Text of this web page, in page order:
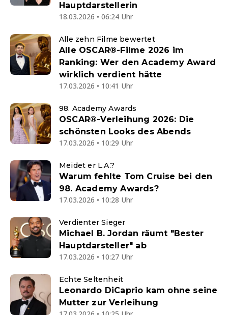
Hauptdarstellerin
18.03.2026 • 06:24 Uhr
Alle zehn Filme bewertet
Alle OSCAR®-Filme 2026 im
Ranking: Wer den Academy Award
wirklich verdient hätte
17.03.2026 • 10:41 Uhr
98. Academy Awards
OSCAR®-Verleihung 2026: Die
schönsten Looks des Abends
17.03.2026 • 10:29 Uhr
Meidet er L.A.?
Warum fehlte Tom Cruise bei den
98. Academy Awards?
17.03.2026 • 10:28 Uhr
Verdienter Sieger
Michael B. Jordan räumt "Bester
Hauptdarsteller" ab
17.03.2026 • 10:27 Uhr
Echte Seltenheit
Leonardo DiCaprio kam ohne seine
Mutter zur Verleihung